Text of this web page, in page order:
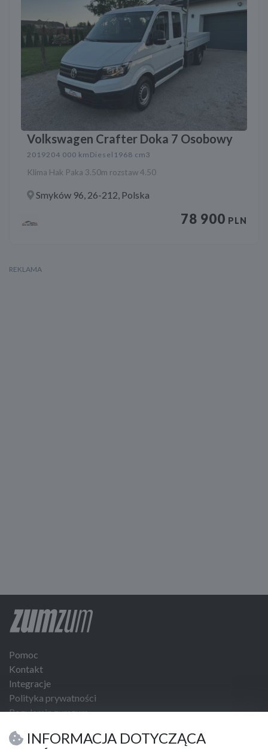
Volkswagen Crafter Doka 7 Osobowy
2019204 000 km Diesel 1968 cm3
Klima Hak Paka 3.50m rozstaw 4.50
Smyków 96, 26-212, Polska
78 900 PLN
Pomoc
Kontakt
Integracje
Polityka prywatności
Regulamin zumzum
INFORMACJA DOTYCZĄCA